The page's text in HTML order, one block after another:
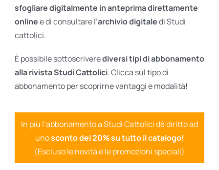
Ares Gift Card
sfogliare digitalmente in anteprima direttamente
onlinee di consultare l’archivio digitaledi Studi
cattolici.
È possibile sottoscriverediversi tipi di abbonamento
alla rivista Studi Cattolici. Clicca sul tipo di
abbonamento per scoprirne vantaggi e modalità!
In più l’abbonamento a Studi Cattolici dà diritto ad
unosconto del 20% su tutto il catalogo!
(Escluso le novità e le promozioni speciali)